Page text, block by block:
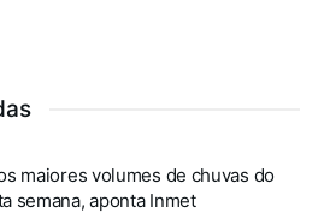
maiores volumes de chuvas do
semana, aponta Inmet